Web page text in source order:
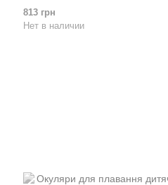
813 грн
Нет в наличии